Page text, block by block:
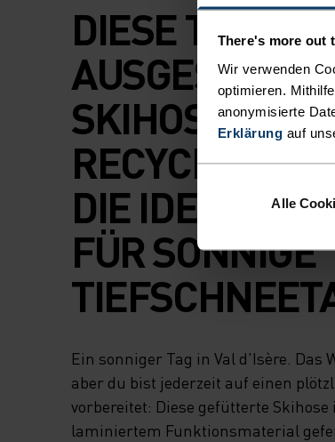
There's more out
Wir verwenden
optimieren.
anonymisierte
Erklärung auf
Alle
DIESE
SKIHOSE AUS
DIE IDEALE
FÜR SONNIGE
Ein sonniger Tag in Val d'Isère. Das
aber du bist jederzeit auf einen
vorbereitet: Diese gefütterte
laminiertem Funktionsmaterial